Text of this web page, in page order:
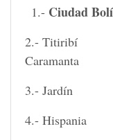
1.-
2.-
Caramanta
3.- Jardín
4.- Hispania